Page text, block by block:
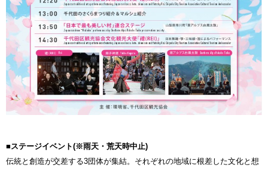
■ステージイベント(※雨天・荒天時中止)
伝統と創造が交差する3団体が集結。それぞれの地域に根差した文化と想